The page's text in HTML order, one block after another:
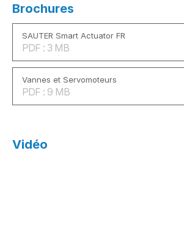
Vidéo
Brochures
SAUTER Smart Actuator FR
PDF : 3 MB
Vannes et Servomoteurs
PDF : 9 MB